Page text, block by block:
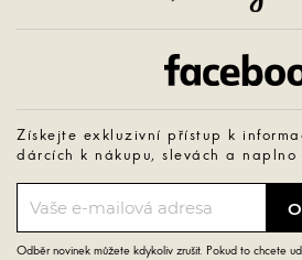
Získejte exkluzivní přístup k
dárcích k nákupu, slevách a naplno
Odběr novinek můžete kdykoliv zrušit. Pokud to chcete